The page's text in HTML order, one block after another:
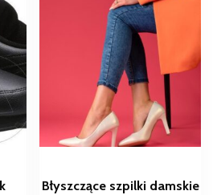
Błyszczące szpilki damskie